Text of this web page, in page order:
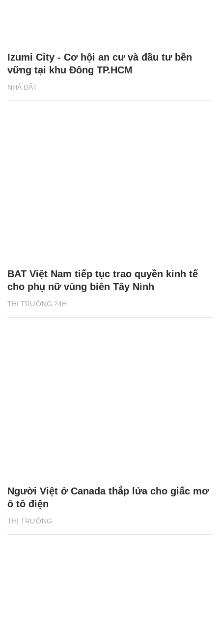
NHÀ ĐẤT
Izumi City - Cơ hội an cư và đầu tư bền
vững tại khu Đông TP.HCM
THỊ TRƯỜNG 24H
BAT Việt Nam tiếp tục trao quyền kinh tế
cho phụ nữ vùng biên Tây Ninh
THỊ TRƯỜNG
Người Việt ở Canada thắp lửa cho giấc mơ
ô tô điện